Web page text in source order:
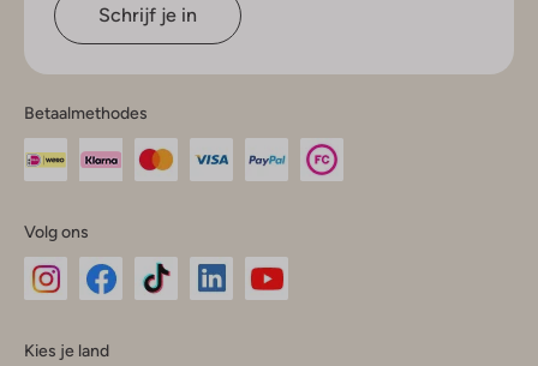
Schrijf je in
Betaalmethodes
Volg ons
Kies je land